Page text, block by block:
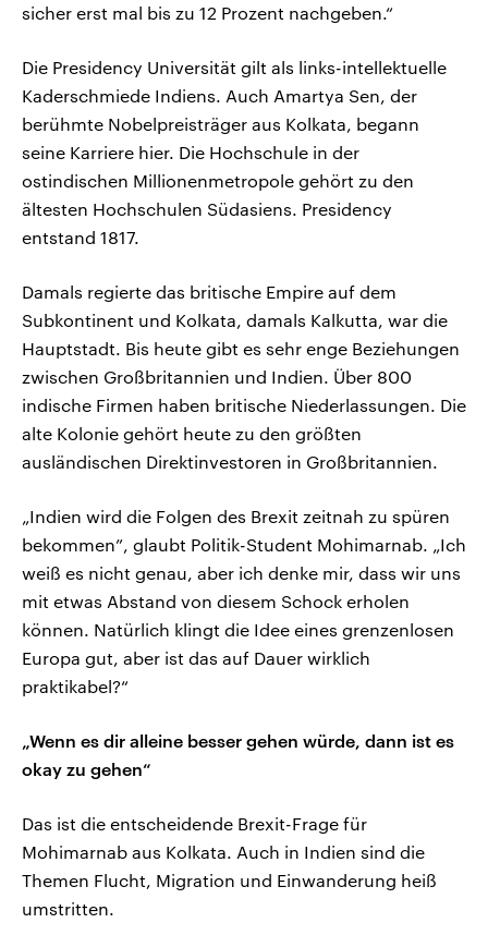
sicher erst mal bis zu 12 Prozent nachgeben.“
Die Presidency Universität gilt als links-intellektuelle
Kaderschmiede Indiens. Auch Amartya Sen, der
berühmte Nobelpreisträger aus Kolkata, begann
seine Karriere hier. Die Hochschule in der
ostindischen Millionenmetropole gehört zu den
ältesten Hochschulen Südasiens. Presidency
entstand 1817.
Damals regierte das britische Empire auf dem
Subkontinent und Kolkata, damals Kalkutta, war die
Hauptstadt. Bis heute gibt es sehr enge Beziehungen
zwischen Großbritannien und Indien. Über 800
indische Firmen haben britische Niederlassungen. Die
alte Kolonie gehört heute zu den größten
ausländischen Direktinvestoren in Großbritannien.
„Indien wird die Folgen des Brexit zeitnah zu spüren
bekommen”, glaubt Politik-Student Mohimarnab. „Ich
weiß es nicht genau, aber ich denke mir, dass wir uns
mit etwas Abstand von diesem Schock erholen
können. Natürlich klingt die Idee eines grenzenlosen
Europa gut, aber ist das auf Dauer wirklich
praktikabel?“
„Wenn es dir alleine besser gehen würde, dann ist es
okay zu gehen“
Das ist die entscheidende Brexit-Frage für
Mohimarnab aus Kolkata. Auch in Indien sind die
Themen Flucht, Migration und Einwanderung heiß
umstritten.